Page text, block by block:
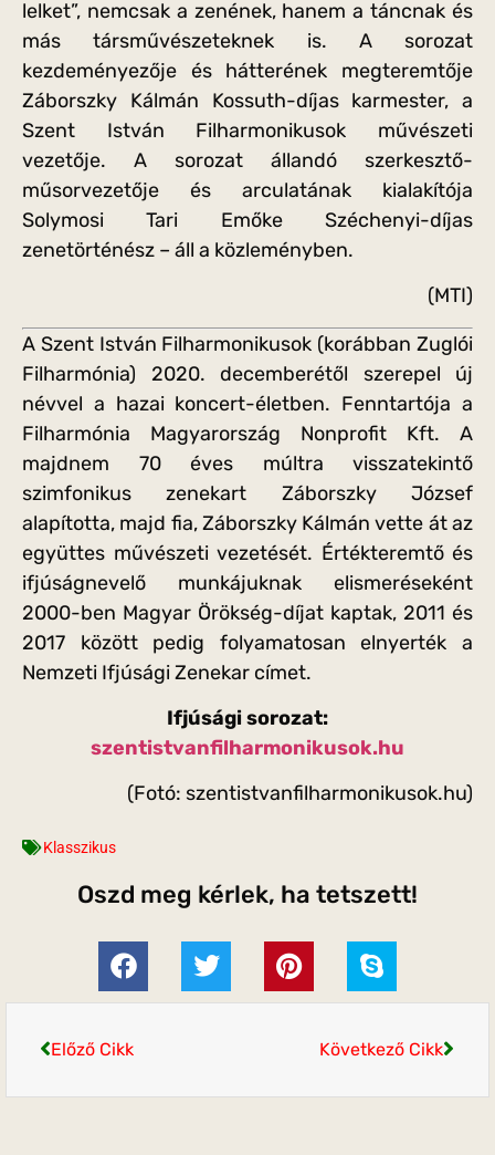
lelket”, nemcsak a zenének, hanem a táncnak és
más társművészeteknek is. A sorozat
kezdeményezője és hátterének megteremtője
Záborszky Kálmán Kossuth-díjas karmester, a
Szent István Filharmonikusok művészeti
vezetője. A sorozat állandó szerkesztő-
műsorvezetője és arculatának kialakítója
Solymosi Tari Emőke Széchenyi-díjas
zenetörténész – áll a közleményben.
(MTI)
A Szent István Filharmonikusok (korábban Zuglói
Filharmónia) 2020. decemberétől szerepel új
névvel a hazai koncert-életben. Fenntartója a
Filharmónia Magyarország Nonprofit Kft. A
majdnem 70 éves múltra visszatekintő
szimfonikus zenekart Záborszky József
alapította, majd fia, Záborszky Kálmán vette át az
együttes művészeti vezetését. Értékteremtő és
ifjúságnevelő munkájuknak elismeréseként
2000-ben Magyar Örökség-díjat kaptak, 2011 és
2017 között pedig folyamatosan elnyerték a
Nemzeti Ifjúsági Zenekar címet.
Ifjúsági sorozat:
szentistvanfilharmonikusok.hu
(Fotó: szentistvanfilharmonikusok.hu)
Klasszikus
Oszd meg kérlek, ha tetszett!
Előző Cikk Következő Cikk